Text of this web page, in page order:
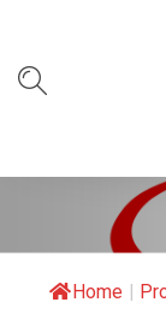
Home |